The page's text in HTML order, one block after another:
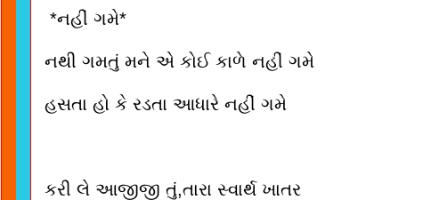
*નહીં ગમે*
નથી ગમતું મને એ કોઈ કાળે નહીં ગમે
હસતા હો કે રડતા આધારે નહીં ગમે
કરી લે આજીજી તું,તારા સ્વાર્થ ખાતર